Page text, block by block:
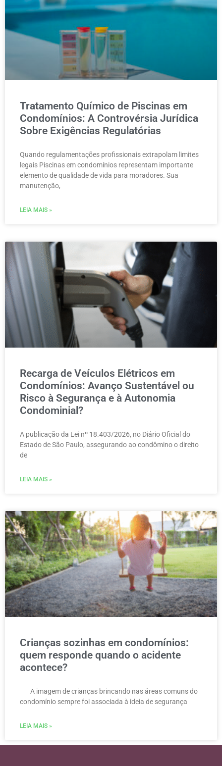
Tratamento Químico de Piscinas em
Condomínios: A Controvérsia Jurídica
Sobre Exigências Regulatórias
Quando regulamentações profissionais extrapolam limites
legais Piscinas em condomínios representam importante
elemento de qualidade de vida para moradores. Sua
manutenção,
LEIA MAIS »
Recarga de Veículos Elétricos em
Condomínios: Avanço Sustentável ou
Risco à Segurança e à Autonomia
Condominial?
A publicação da Lei nº 18.403/2026, no Diário Oficial do
Estado de São Paulo, assegurando ao condômino o direito
de
LEIA MAIS »
Crianças sozinhas em condomínios:
quem responde quando o acidente
acontece?
A imagem de crianças brincando nas áreas comuns do
condomínio sempre foi associada à ideia de segurança
LEIA MAIS »